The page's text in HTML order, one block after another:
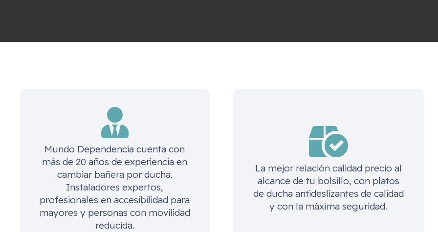
Mundo Dependencia cuenta con
más de 20 años de experiencia en
cambiar bañera por ducha.
Instaladores expertos,
profesionales en accesibilidad para
mayores y personas con movilidad
reducida.
La mejor relación calidad precio al
alcance de tu bolsillo, con platos
de ducha antideslizantes de calidad
y con la máxima seguridad.